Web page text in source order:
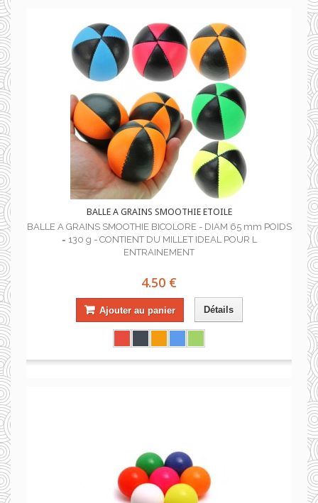
BALLE A GRAINS SMOOTHIE ETOILE
BALLE A GRAINS SMOOTHIE BICOLORE - DIAM 65 mm POIDS
= 130 g - CONTIENT DU MILLET IDEAL POUR L
ENTRAINEMENT
4.50 €
Ajouter au panier Détails